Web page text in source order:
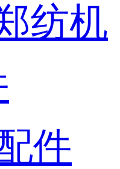
纺机
件